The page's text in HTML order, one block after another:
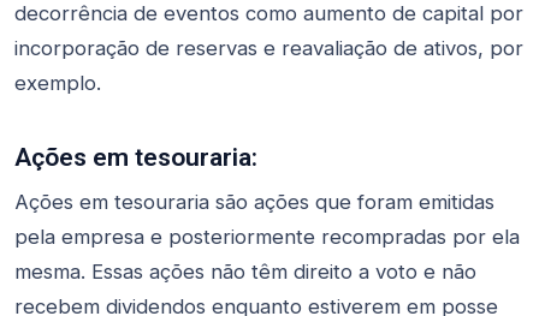
decorrência de eventos como aumento de capital por
incorporação de reservas e reavaliação de ativos, por
exemplo.
Ações em tesouraria:
Ações em tesouraria são ações que foram emitidas
pela empresa e posteriormente recompradas por ela
mesma. Essas ações não têm direito a voto e não
recebem dividendos enquanto estiverem em posse